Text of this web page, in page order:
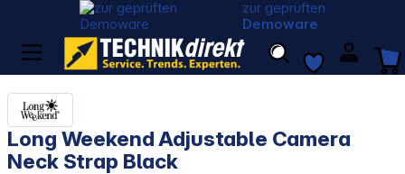
zur geprüften
Demoware
Long Weekend Adjustable Camera
Neck Strap Black